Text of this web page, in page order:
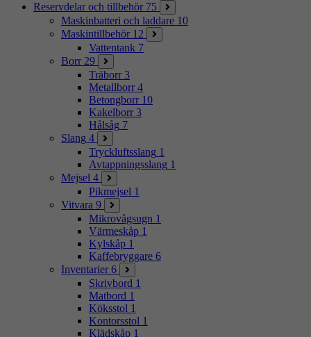
Reservdelar och tillbehör 75
Maskinbatteri och laddare 10
Maskintillbehör 12
Vattentank 7
Borr 29
Träborr 3
Metallborr 4
Betongborr 10
Kakelborr 3
Hålsåg 7
Slang 4
Tryckluftsslang 1
Avtappningsslang 1
Mejsel 4
Pikmejsel 1
Vitvara 9
Mikrovågsugn 1
Värmeskåp 1
Kylskåp 1
Kaffebryggare 6
Inventarier 6
Skrivbord 1
Matbord 1
Köksstol 1
Kontorsstol 1
Klädskåp 1